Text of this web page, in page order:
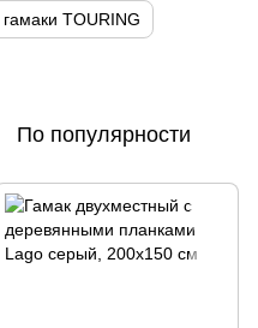
TOURING
По популярности